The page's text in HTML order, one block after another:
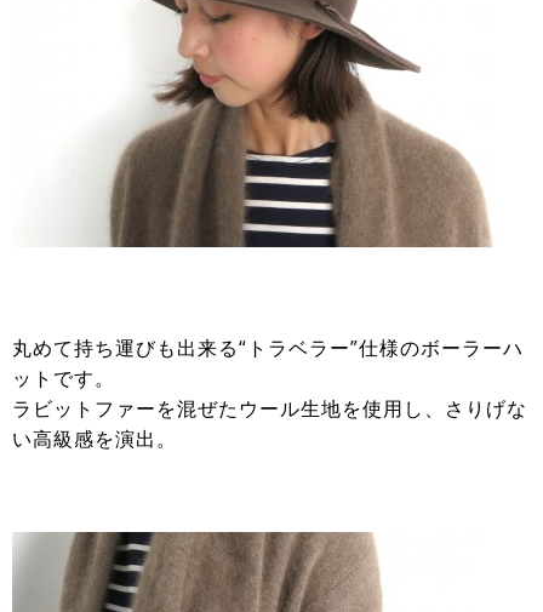
丸めて持ち運びも出来る“トラベラー”仕様のボーラーハ
ットです。
ラビットファーを混ぜたウール生地を使用し、さりげな
い高級感を演出。